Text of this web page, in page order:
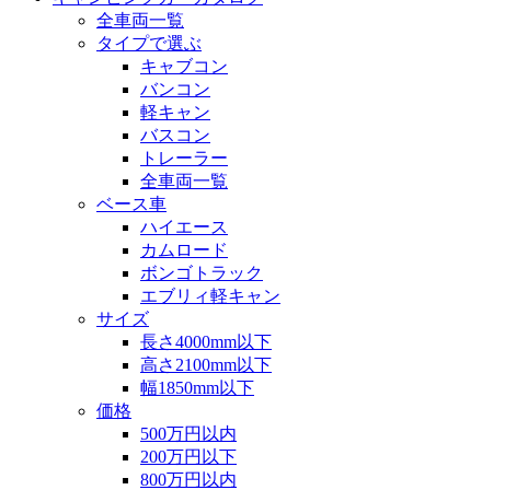
全車両一覧
タイプで選ぶ
キャブコン
バンコン
軽キャン
バスコン
トレーラー
全車両一覧
ベース車
ハイエース
カムロード
ボンゴトラック
エブリィ軽キャン
サイズ
長さ4000mm以下
高さ2100mm以下
幅1850mm以下
価格
500万円以内
200万円以下
800万円以内